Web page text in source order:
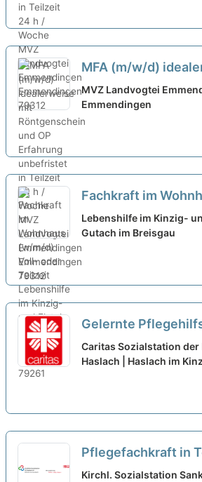
MFA (m/w/d)
Röntgenschein und
unbefristet in
MVZ Landvogtei
Emmendingen
Fachkraft im
Voll- oder Teilzeit
Lebenshilfe im Kinzig-
Gutach im Breisgau
Gelernte
in Teilzeit (max.
freut sich auf Dich!
Caritas Sozialstation der
Haslach | Haslach im
Pflegefachkraft in
- Wir suchen Sie!
Kirchl. Sozialstation